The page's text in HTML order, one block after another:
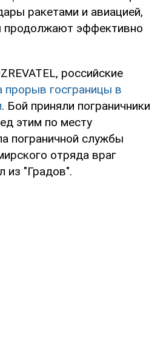
ракетами и авиацией,
продолжают эффективно
российские
прорыв госграницы в
. Бой приняли пограничники
этим по месту
пограничной службы
отряда враг
из "Градов".